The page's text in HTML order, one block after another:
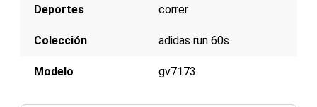
Deportes correr
Colección adidas run 60s
Modelo gv7173